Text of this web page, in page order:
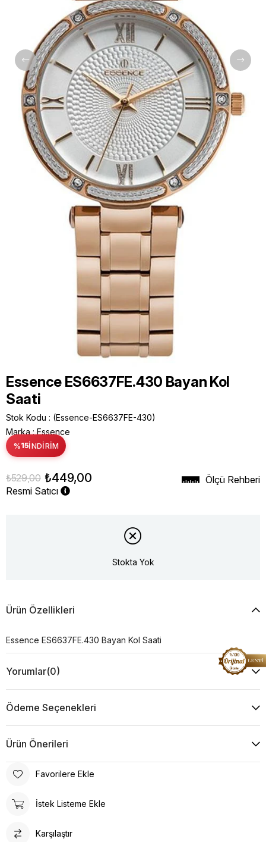
Essence ES6637FE.430 Bayan Kol
Saati
Stok Kodu
(Essence-ES6637FE-430)
Marka : Essence
%15İNDIRIM
₺529,00 ₺449,00
Resmi Satıcı
Ölçü Rehberi
Stokta Yok
Ürün Özellikleri
Essence ES6637FE.430 Bayan Kol Saati
Yorumlar(0)
Ödeme Seçenekleri
Ürün Önerileri
Favorilere Ekle
İstek Listeme Ekle
Karşılaştır